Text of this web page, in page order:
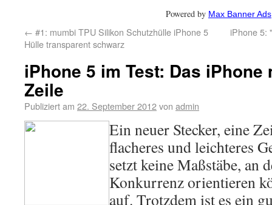
Powered by Max Banner Ads
← #1: mumbi TPU Silikon Schutzhülle iPhone 5
Hülle transparent schwarz
iPhone 5:
iPhone 5 im Test: Das
Zeile
Publiziert am 22. September 2012von admin
Ein neuer Stecker, eine
flacheres und leichteres
setzt keine Maßstäbe, an
Konkurrenz orientieren
auf. Trotzdem ist es ein